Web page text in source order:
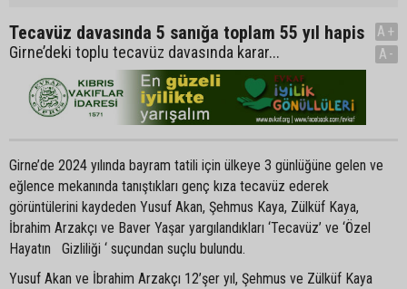
Tecavüz davasında 5 sanığa toplam 55 yıl hapis
Girne’deki toplu tecavüz davasında karar...
A+
A-
Girne’de 2024 yılında bayram tatili için ülkeye 3 günlüğüne gelen ve
eğlence mekanında tanıştıkları genç kıza tecavüz ederek
görüntülerini kaydeden Yusuf Akan, Şehmus Kaya, Zülküf Kaya,
İbrahim Arzakçı ve Baver Yaşar yargılandıkları ‘Tecavüz’ ve ‘Özel
Hayatın Gizliliği ‘ suçundan suçlu bulundu.
Yusuf Akan ve İbrahim Arzakçı 12’şer yıl, Şehmus ve Zülküf Kaya